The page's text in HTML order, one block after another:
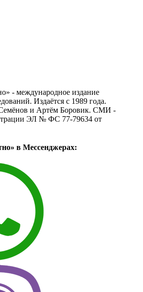
- международное издание
Издаётся с 1989 года.
и Артём Боровик. CМИ -
ЭЛ № ФС 77-79634 от
в Мессенджерах: